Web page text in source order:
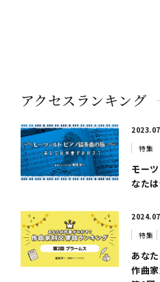
アクセスランキング
特集
モー
なた
特集
あな
作曲